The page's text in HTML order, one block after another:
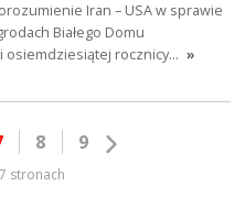
Iran – USA w sprawie
Białego Domu
osiemdziesiątej rocznicy… »
8 9
stronach